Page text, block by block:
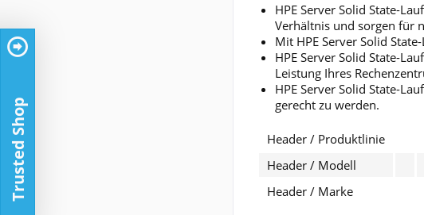
HPE Server Solid State-
Verhältnis und sorgen für
Mit HPE Server Solid
HPE Server Solid State-
Leistung Ihres
HPE Server Solid State-
gerecht zu werden.
Header / Produktlinie
Header / Modell
Header / Marke
Trusted Shop